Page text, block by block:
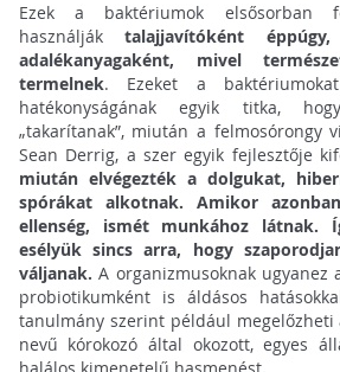
Ezek a baktériumok elsősorban
használjáktalajjavítóként
adalékanyagaként, mivel
termelnek. Ezeket a
hatékonyságának egyik titka,
„takarítanak”, miután a felmosórongy
Sean Derrig, a szer egyik fejlesztője
miután elvégezték a dolgukat,
spórákat alkotnak. Amikor
ellenség, ismét munkához látnak.
esélyük sincs arra, hogy
váljanak.A organizmusoknak ugyanez
probiotikumként is áldásos
tanulmány szerint például
nevű kórokozó által okozott, egyes